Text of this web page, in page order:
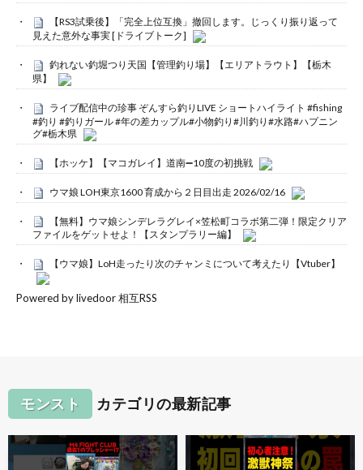
【RS3試乗後】「完全上位互換」撤回します。じっくり振り返って
見えた意外な事実 [ドライブトーク]
釣れない釣堀つり天国【管理釣り場】【エリアトラウト】【栃木
県】
ライブ配信中の珍事 ぞんすら釣りLIVE ショートハイライト #fishing
#釣り #釣りガール #年の差カップル#小物釣り#川釣り#水路#ハプニン
グ#栃木県
【ホッケ】【マコガレイ】道南➖10度の初挑戦
ウマ娘 LOH東京1600 育成から２日目出走 2026/02/16
【無料】ウマ娘シンデレラグレイ×笠松町コラボ第二弾！限定クリア
ファイルをゲットせよ！【スタンプラリー編】
【ウマ娘】LoH走ったり次のチャンミについて考えたり【Vtuber】
Powered by livedoor 相互RSS
モンスト カテゴリの最新記事